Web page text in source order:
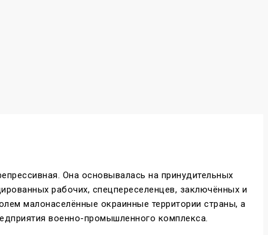
Она основывалась на принудительных
рабочих, спецпереселенцев, заключённых и
малонаселённые окраинные территории страны, а
военно-промышленного комплекса.